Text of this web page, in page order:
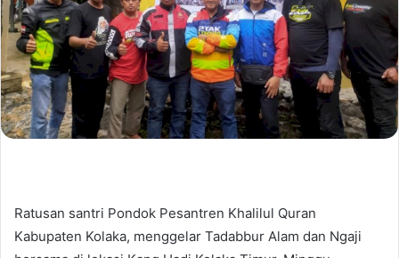
Ratusan santri Pondok Pesantren Khalilul Quran
Kabupaten Kolaka, menggelar Tadabbur Alam dan Ngaji